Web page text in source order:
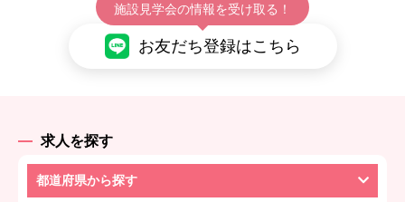
施設見学会の情報を受け取る！
お友だち登録はこちら
求人を探す
都道府県から探す